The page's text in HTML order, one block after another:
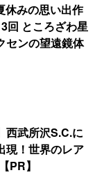
休みの思い出作
回 ところざわ星
センの望遠鏡体
西武所沢S.C.に
現！世界のレア
PR】